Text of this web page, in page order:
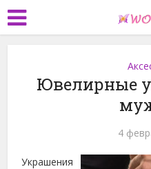
Ювелирные
4
Украшения